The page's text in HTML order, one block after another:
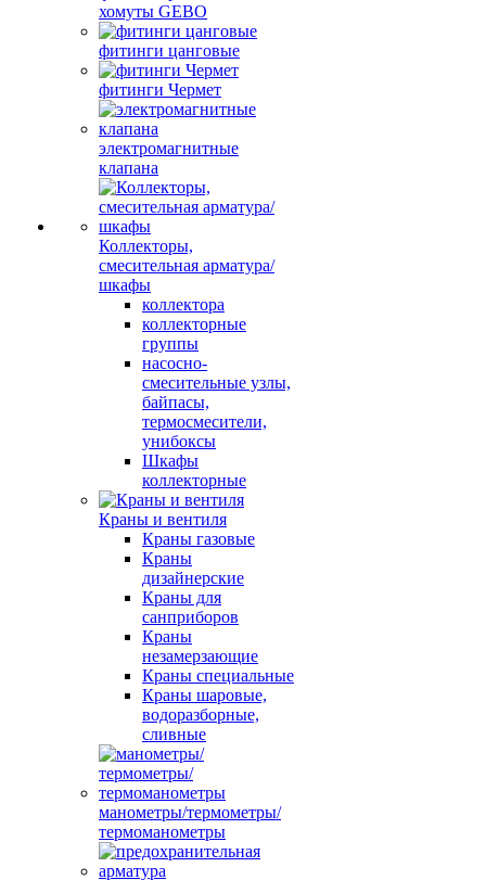
хомуты GEBO
фитинги цанговые
фитинги Чермет
электромагнитные
клапана
Коллекторы,
смесительная арматура/
шкафы
коллектора
коллекторные
группы
насосно-
смесительные узлы,
байпасы,
термосмесители,
унибоксы
Шкафы
коллекторные
Краны и вентиля
Краны газовые
Краны
дизайнерские
Краны для
санприборов
Краны
незамерзающие
Краны специальные
Краны шаровые,
водоразборные,
сливные
манометры/термометры/
термоманометры